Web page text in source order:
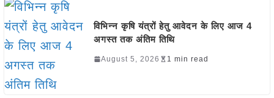
विभिन्न कृषि यंत्रों हेतु आवेदन के लिए आज 4
अगस्त तक अंतिम तिथि
August 5, 2026 1 min read